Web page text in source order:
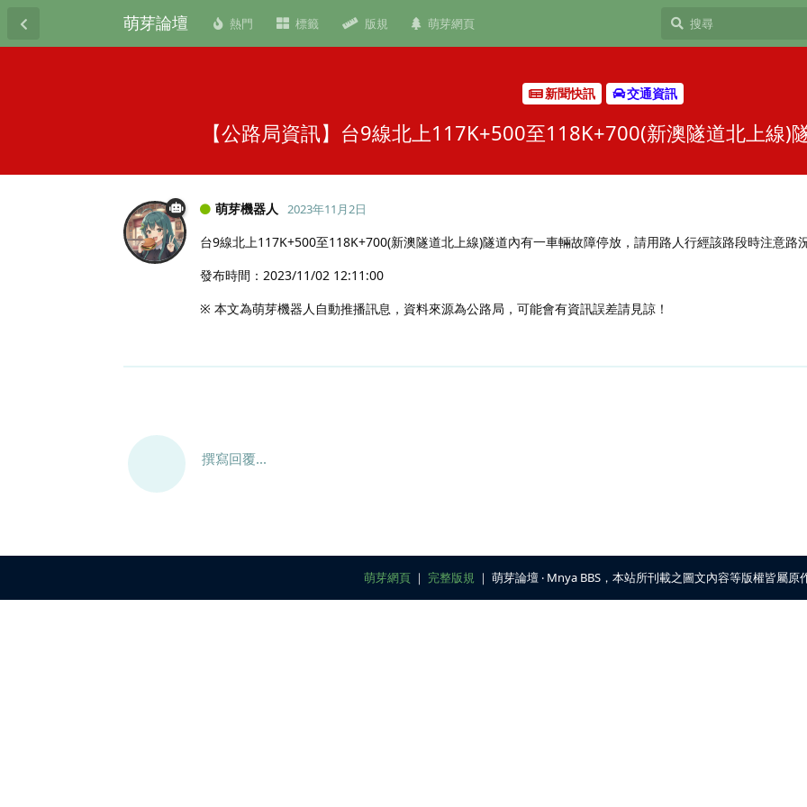
萌芽論壇 熱門 標籤 版規 萌芽網頁
新聞快訊 交通資訊
【公路局資訊】台9線北上117K+500至118K+700(新澳隧道北上線)
萌芽機器人 2023年11月2日
台9線北上117K+500至118K+700(新澳隧道北上線)隧道內有一車輛故障停放，請用路人行經該路段時注意路況
發布時間：2023/11/02 12:11:00
※ 本文為萌芽機器人自動推播訊息，資料來源為公路局，可能會有資訊誤差請見諒！
撰寫回覆...
萌芽網頁 ｜ 完整版規 ｜ 萌芽論壇 ‧ Mnya BBS，本站所刊載之圖文內容等版權皆屬原